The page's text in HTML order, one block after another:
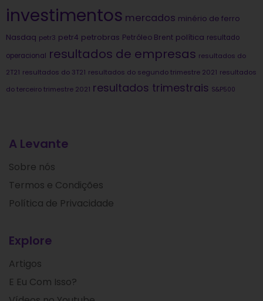
investimentos mercados minério de ferro
Nasdaq petr3 petr4 petrobras Petróleo Brent política resultado
operacional resultados de empresas resultados do
2T21 resultados do 3T21 resultados do segundo trimestre 2021 resultados
do terceiro trimestre 2021 resultados trimestrais S&P500
A Levante
Sobre nós
Termos e Condições
Política de Privacidade
Explore
Artigos
E Eu Com Isso?